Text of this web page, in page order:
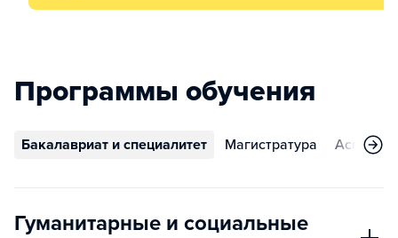
Программы обучения
Бакалавриат и специалитет Магистратура
Гуманитарные и социальные